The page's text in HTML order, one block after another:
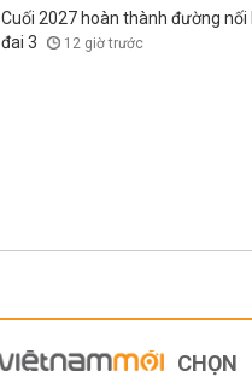
Cuối 2027 hoàn thành đường nối
đai 3
12 giờ trước
CHỌN